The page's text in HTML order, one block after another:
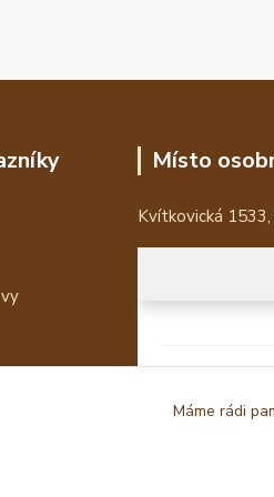
Místo
Kvítkovická
Máme rádi